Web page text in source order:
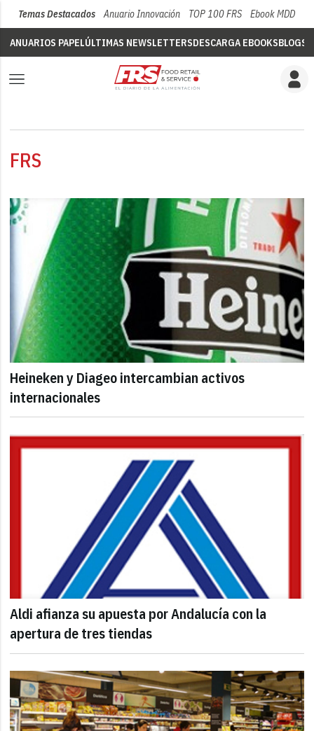
Temas Destacados Anuario Innovación TOP 100 FRS Ebook MDD
ANUARIOS PAPELÚLTIMAS NEWSLETTERSDESCARGA EBOOKSBLOGS
FRS
Heineken y Diageo intercambian activos
internacionales
Aldi afianza su apuesta por Andalucía con la
apertura de tres tiendas